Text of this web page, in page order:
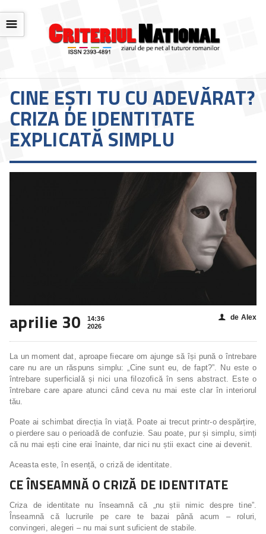
☰
CINE EȘTI TU CU ADEVĂRAT?
CRIZA DE IDENTITATE
EXPLICATĂ SIMPLU
aprilie 30
14:36
2026
👤 de Alex
La un moment dat, aproape fiecare om ajunge să își pună o întrebare
care nu are un răspuns simplu: „Cine sunt eu, de fapt?”. Nu este o
întrebare superficială și nici una filozofică în sens abstract. Este o
întrebare care apare atunci când ceva nu mai este clar în interiorul
tău.
Poate ai schimbat direcția în viață. Poate ai trecut printr-o despărțire,
o pierdere sau o perioadă de confuzie. Sau poate, pur și simplu, simți
că nu mai ești cine erai înainte, dar nici nu știi exact cine ai devenit.
Aceasta este, în esență, o criză de identitate.
CE ÎNSEAMNĂ O CRIZĂ DE IDENTITATE
Criza de identitate nu înseamnă că „nu știi nimic despre tine”.
Înseamnă că lucrurile pe care te bazai până acum – roluri,
convingeri, alegeri – nu mai sunt suficient de stabile.